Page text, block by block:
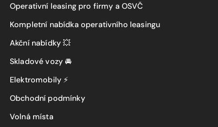
Operativní leasing pro firmy a OSVČ
Kompletní nabídka operativního leasingu
Akční nabídky 💥
Skladové vozy 🚘
Elektromobily ⚡
Obchodní podmínky
Volná místa